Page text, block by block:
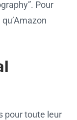
Pour
pour toute leur